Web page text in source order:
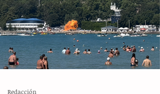
la presentación de la Memoria de
Sostenibilidad de la institución, el
directivo señaló que las entidades
financieras tienen el compromiso de
convertirse en aliados estratégi
Redacción